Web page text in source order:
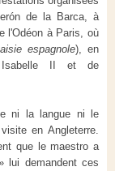
de la Barca, à
l'Odéon à Paris, où
espagnole), en
Isabelle II
et de
ni la langue ni le
en Angleterre.
que le maestro a
lui demandent ces